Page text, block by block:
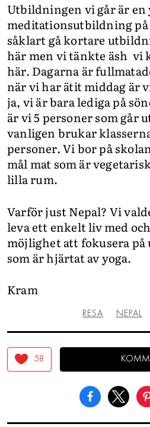
Utbildningen vi går är en
meditationsutbildning på
såklart gå kortare
här men vi tänkte äsh vi
här. Dagarna är
när vi har ätit middag är
ja, vi är bara lediga på
är vi 5 personer som går
vanligen brukar
personer. Vi bor på
mål mat som är
lilla rum.
Varför just Nepal? Vi
leva ett enkelt liv med
möjlighet att fokusera
som är hjärtat av yoga.
Kram
RESA NEPAL
58